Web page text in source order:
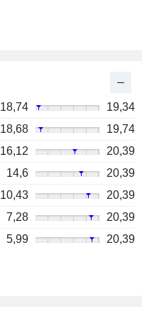
18,74
19,34
18,68
19,74
16,12
20,39
14,6
20,39
10,43
20,39
7,28
20,39
5,99 20,39